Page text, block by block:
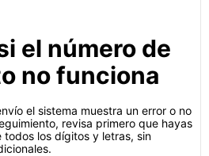
el número de
no funciona
el sistema muestra un error o no
revisa primero que hayas
los dígitos y letras, sin